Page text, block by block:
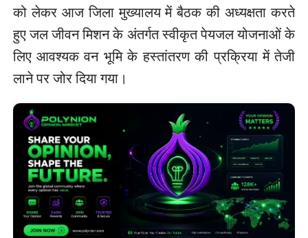
को लेकर आज जिला मुख्यालय में बैठक की अध्यक्षता करते
हुए जल जीवन मिशन के अंतर्गत स्वीकृत पेयजल योजनाओं के
लिए आवश्यक वन भूमि के हस्तांतरण की प्रक्रिया में तेजी
लाने पर जोर दिया गया।